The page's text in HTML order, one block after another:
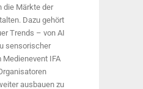
die Märkte der
Dazu gehört
Trends – von AI
sensorischer
IFA
ausbauen zu